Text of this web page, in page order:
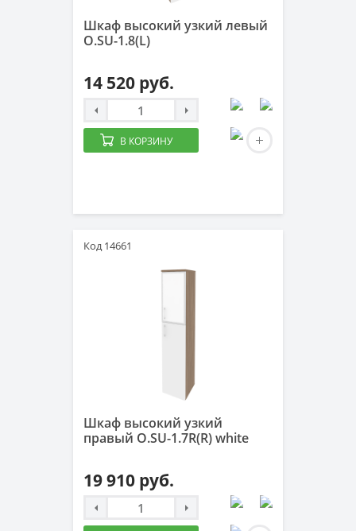
Шкаф высокий узкий левый
O.SU-1.8(L)
14 520 руб.
В КОРЗИНУ
Код 14661
Шкаф высокий узкий
правый O.SU-1.7R(R) white
19 910 руб.